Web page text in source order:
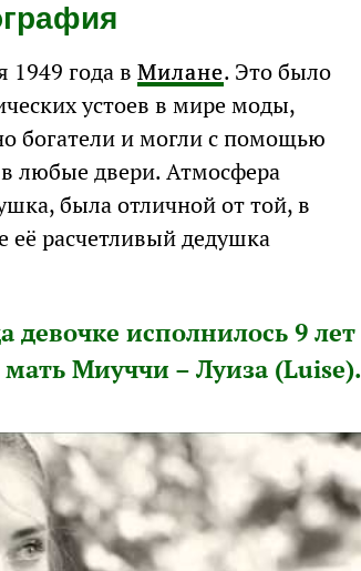
1949 года в Милане. Это было
устоев в мире моды,
богатели и могли с помощью
любые двери. Атмосфера
была отличной от той, в
её расчетливый дедушка
девочке исполнилось 9 лет
Миуччи – Луиза (Luise).